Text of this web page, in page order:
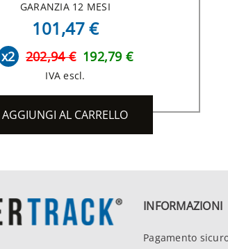
GARANZIA 12 MESI
101,47 €
x2 202,94 € 192,79 €
IVA escl.
AGGIUNGI AL CARRELLO
INFORMAZIONI
Pagamento